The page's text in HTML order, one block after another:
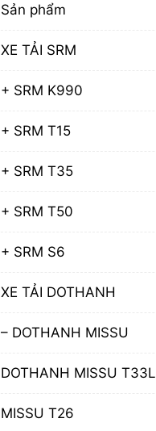
Sản phẩm
XE TẢI SRM
+ SRM K990
+ SRM T15
+ SRM T35
+ SRM T50
+ SRM S6
XE TẢI DOTHANH
– DOTHANH MISSU
DOTHANH MISSU T33L
MISSU T26